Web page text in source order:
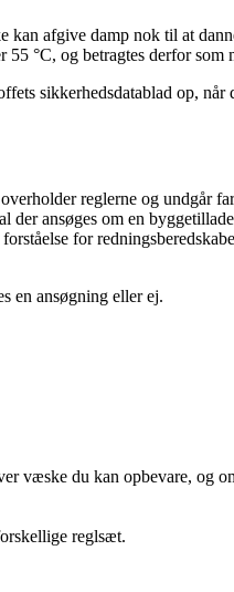
kan afgive damp nok til at
°C, og betragtes derfor som
sikkerhedsdatablad op,
reglerne og undgår
der ansøges om en
for
en ansøgning eller ej.
væske du kan opbevare, og
reglsæt.